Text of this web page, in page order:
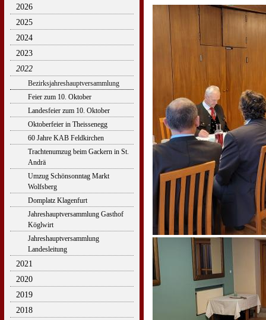
2026
2025
2024
2023
2022
Bezirksjahreshauptversammlung
Feier zum 10. Oktober
Landesfeier zum 10. Oktober
Oktoberfeier in Theissenegg
60 Jahre KAB Feldkirchen
Trachtenumzug beim Gackern in St.
Andrä
Umzug Schönsonntag Markt
Wolfsberg
Domplatz Klagenfurt
Jahreshauptversammlung Gasthof
Köglwirt
Jahreshauptversammlung
Landesleitung
2021
2020
2019
2018